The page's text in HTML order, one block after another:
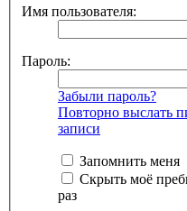
Имя пользователя:
Пароль:
Забыли пароль?
Повторно выслать
записи
Запомнить меня
Скрыть моё
раз